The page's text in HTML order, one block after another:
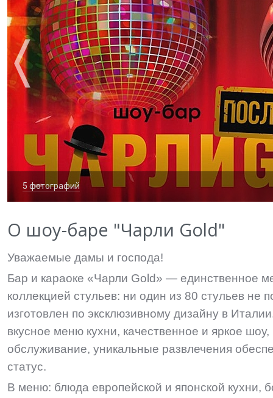
5 фотографий
О шоу-баре "Чарли Gold"
Уважаемые дамы и господа!
Бар и караоке «Чарли Gold» — единственное
коллекцией стульев: ни один из 80 стульев не
изготовлен по эксклюзивному дизайну в
вкусное меню кухни, качественное и яркое
обслуживание, уникальные развлечения
статус.
В меню: блюда европейской и японской кухни,